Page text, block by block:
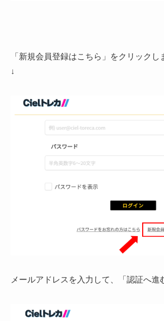
「新規会員登録はこちら」をクリックし
↓
メールアドレスを入力して、「認証へ進